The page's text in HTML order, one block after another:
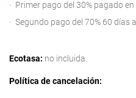
Primer pago del 30% pagado
Segundo pago del 70% 60 días
Ecotasa: no incluida.
Política de cancelación: